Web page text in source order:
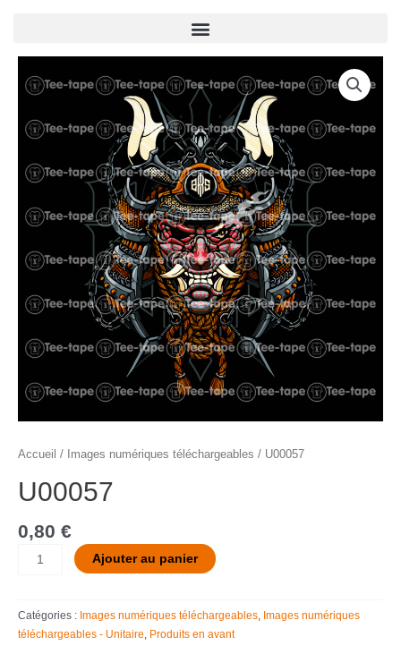
Menu
Accueil / Images numériques téléchargeables / U00057
U00057
0,80 €
de
Ajouter au panier
Catégories : Images numériques téléchargeables Images numériques
téléchargeables - Unitaire Produits en avant